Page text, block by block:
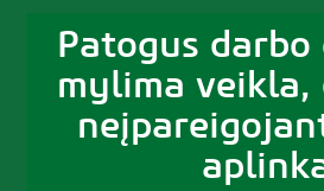
Patogus
mylima